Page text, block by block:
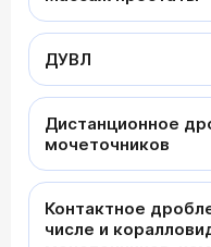
ДУВЛ
Дистанционное
мочеточников
Контактное
числе и